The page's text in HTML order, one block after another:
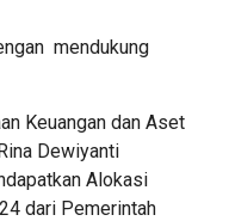
mendukung
Keuangan dan Aset
Dewiyanti
Alokasi
dari Pemerintah